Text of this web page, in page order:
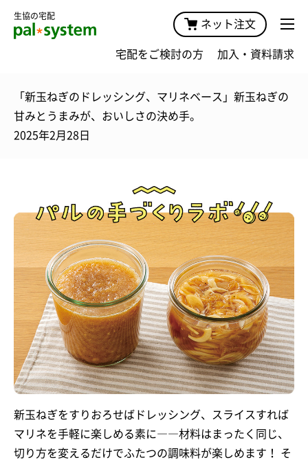
生協の宅配
ネット注文
宅配をご検討の方 加入・資料請求
「新玉ねぎのドレッシング、マリネベース」新玉ねぎの
甘みとうまみが、おいしさの決め手。
2025年2月28日
新玉ねぎをすりおろせばドレッシング、スライスすれば
マリネを手軽に楽しめる素に――材料はまったく同じ、
切り方を変えるだけでふたつの調味料が楽しめます！ そ